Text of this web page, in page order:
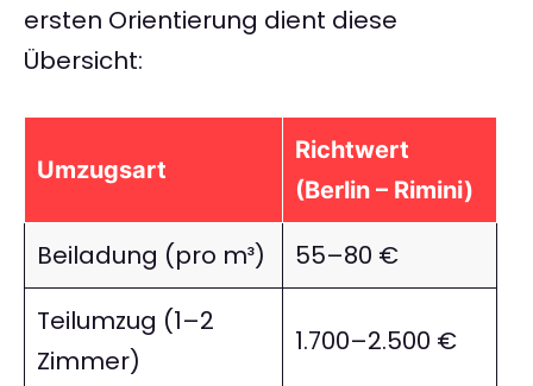
ersten Orientierung dient diese
Übersicht:
Umzugsart
Richtwert
(Berlin – Rimini)
Beiladung (pro m³)
55–80 €
Teilumzug (1–2
Zimmer)
1.700–2.500 €